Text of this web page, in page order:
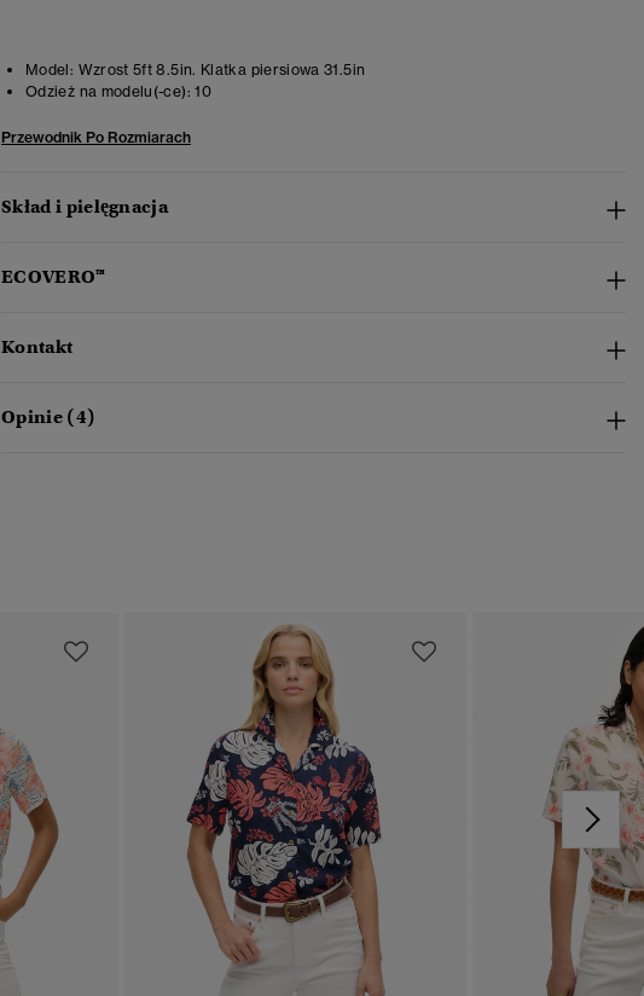
Model: Wzrost 5ft 8.5in. Klatka piersiowa 31.5in
Odzież na modelu(-ce): 10
Przewodnik Po Rozmiarach
Skład i pielęgnacja
ECOVERO™
Kontakt
Opinie (4)